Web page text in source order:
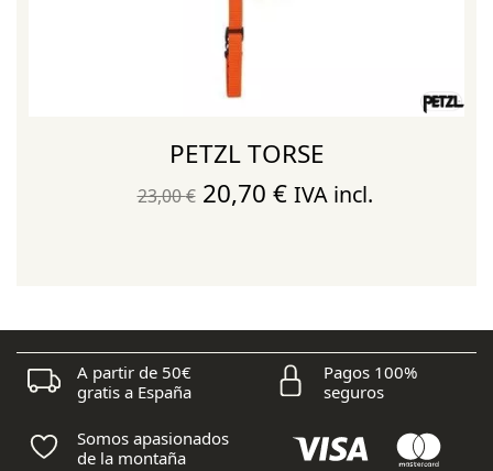
PETZL TORSE
23,00€ El
23,00 €.
20,70 €El
20,70 €.
IVA incl.
A partir de 50€
gratis a España
Pagos 100%
seguros
Somos apasionados
de la montaña